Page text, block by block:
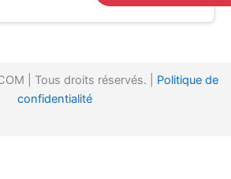
| Tous droits réservés. | Politique de
confidentialité